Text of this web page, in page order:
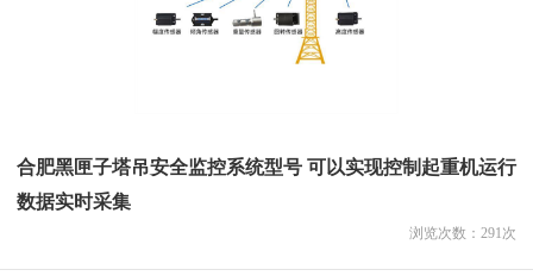
合肥黑匣子塔吊安全监控系统型号 可以实现控制起重机运行
数据实时采集
浏览次数： 291 次